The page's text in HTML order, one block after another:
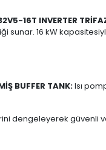
INVERTER
16 kW
BUFFER TANK:Isı
dengeleyerek güvenli